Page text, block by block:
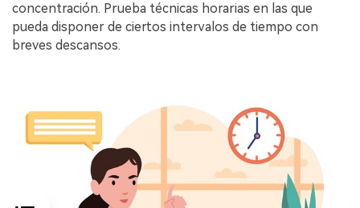
concentración. Prueba técnicas horarias en las que
pueda disponer de ciertos intervalos de tiempo con
breves descansos.